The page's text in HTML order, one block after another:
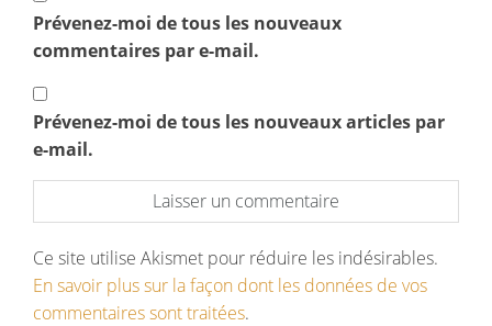
Prévenez-moi de tous les nouveaux
commentaires par e-mail.
Prévenez-moi de tous les nouveaux articles par
e-mail.
Ce site utilise Akismet pour réduire les indésirables.
En savoir plus sur la façon dont les données de vos
commentaires sont traitées.